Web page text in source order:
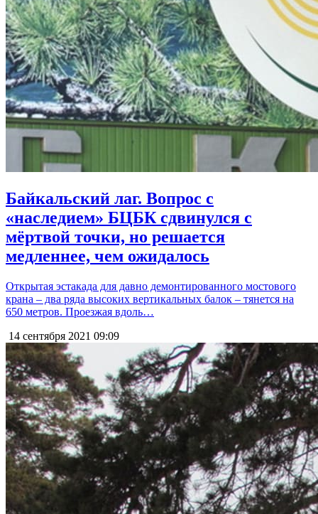
Байкальский лаг. Вопрос с
«наследием» БЦБК сдвинулся с
мёртвой точки, но решается
медленнее, чем ожидалось
Открытая эстакада для давно демонтированного мостового
крана – два ряда высоких вертикальных балок – тянется на
650 метров. Проезжая вдоль…
14 сентября 2021 09:09